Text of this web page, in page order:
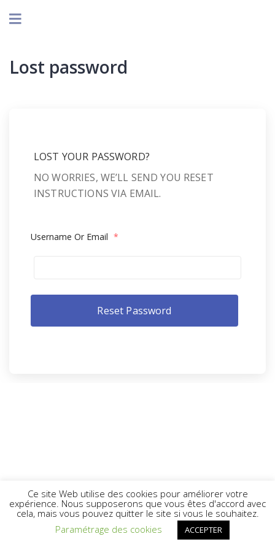
Lost password
LOST YOUR PASSWORD?
NO WORRIES, WE’LL SEND YOU RESET
INSTRUCTIONS VIA EMAIL.
Username Or Email *
Ce site Web utilise des cookies pour améliorer votre
expérience. Nous supposerons que vous êtes d'accord avec
cela, mais vous pouvez quitter le site si vous le souhaitez.
Paramétrage des cookies
ACCEPTER